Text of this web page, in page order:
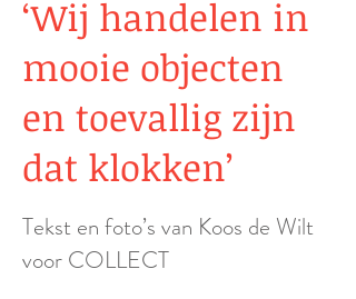
‘Wij handelen in
mooie objecten
en toevallig zijn
dat klokken’
Tekst en foto’s van Koos de Wilt
voor COLLECT